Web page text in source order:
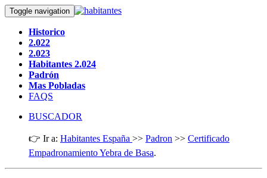
Toggle navigation
Historico
2.022
2.023
Habitantes 2.024
Padrón
Mas Pobladas
FAQS
BUSCADOR
👉 Ir a: Habitantes España >> Padron >> Certificado
Empadronamiento Yebra de Basa.